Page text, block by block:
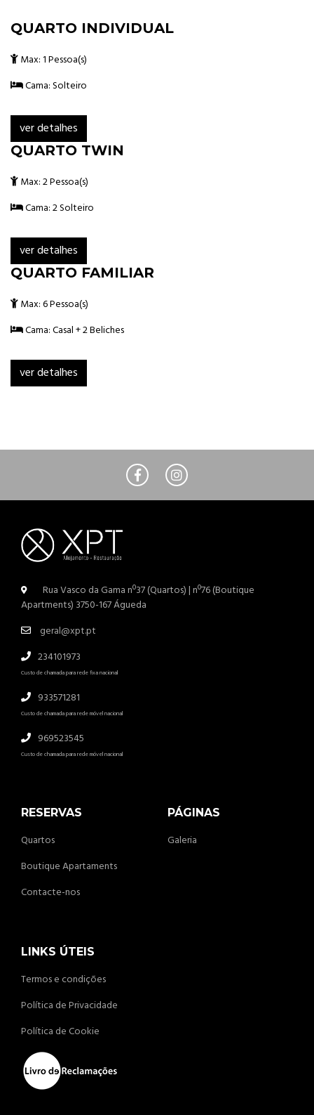
QUARTO INDIVIDUAL
Max: 1 Pessoa(s)
Cama: Solteiro
ver detalhes
QUARTO TWIN
Max: 2 Pessoa(s)
Cama: 2 Solteiro
ver detalhes
QUARTO FAMILIAR
Max: 6 Pessoa(s)
Cama: Casal + 2 Beliches
ver detalhes
Rua Vasco da Gama nº37 (Quartos) | nº76 (Boutique
Apartments) 3750-167 Águeda
geral@xpt.pt
234101973
Custo de chamada para rede fixa nacional
933571281
Custo de chamada para rede móvel nacional
969523545
Custo de chamada para rede móvel nacional
RESERVAS
Quartos
Boutique Apartaments
Contacte-nos
PÁGINAS
Galeria
LINKS ÚTEIS
Termos e condições
Política de Privacidade
Política de Cookie